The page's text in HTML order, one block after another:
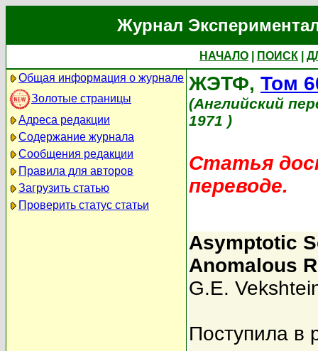
Журнал
НАЧАЛО ПОИСК
Общая информация о журнале
Золотые страницы
Адреса редакции
Содержание журнала
Сообщения редакции
Правила для авторов
Загрузить статью
Проверить статус статьи
ЖЭТФ, Том
(Английский
1971 )
Статья
переводе.
Asymptotic
Anomalous
G.E.
Поступила в